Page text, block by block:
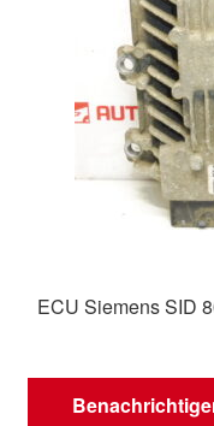
ECU Siemens SID